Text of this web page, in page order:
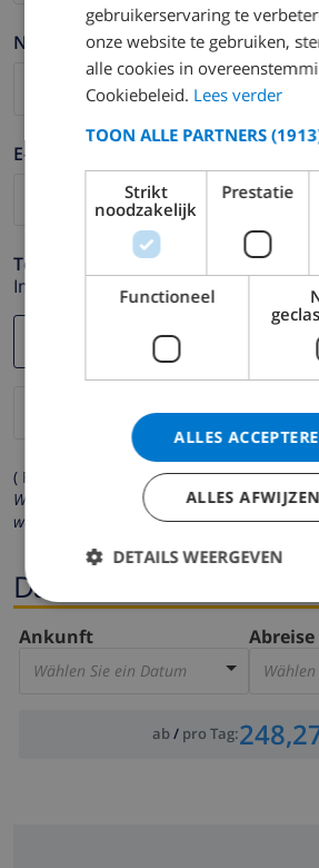
Nachname *
E-mail *
Telefonnummer *
Im Fall Ihre E-mail Adresse nicht
( Felder mit Sternchen (*) müssen
Wir respektieren Ihre Privatsphäre. Ihre
werden zu keiner Zeit an Dritte
Dates
Ankunft
Wählen Sie ein Datum
Abreise
ab/ pro Tag:
gebruikerservaring te
onze website te gebruiken,
alle cookies in
Cookiebeleid. Lees verder
TOON ALLE PARTNERS
Strikt
noodzakelijk
Prestatie
Functioneel
ALLES
ALLES AFWIJZEN
DETAILS WEERGEVEN